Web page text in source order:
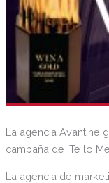
La agencia Avantine
campaña de ‘Te lo
La agencia de